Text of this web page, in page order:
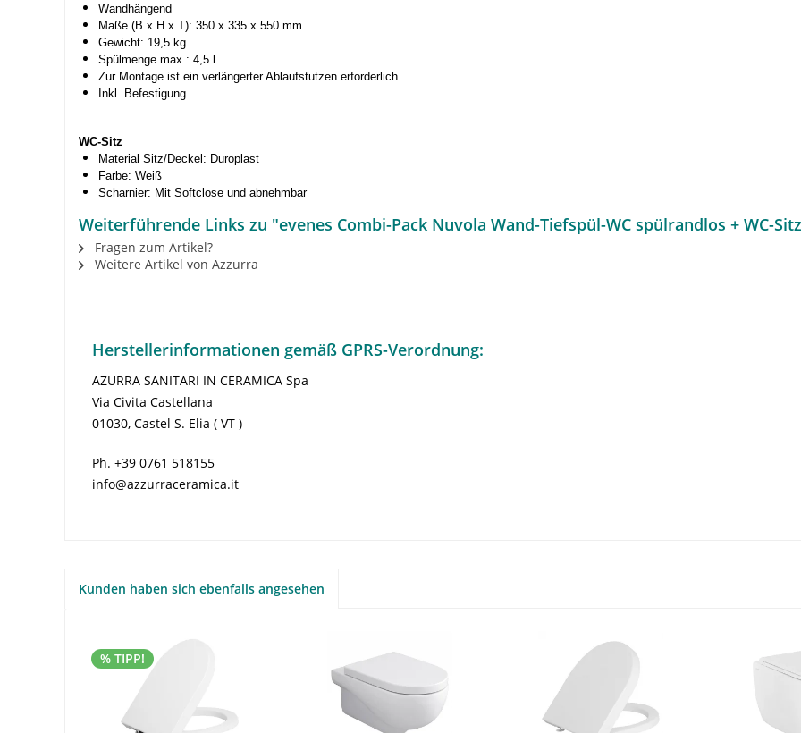
Wandhängend
Maße (B x H x T): 350 x 335 x 550 mm
Gewicht: 19,5 kg
Spülmenge max.: 4,5 l
Zur Montage ist ein verlängerter Ablaufstutzen erforderlich
Inkl. Befestigung
WC-Sitz
Material Sitz/Deckel: Duroplast
Farbe: Weiß
Scharnier: Mit Softclose und abnehmbar
Weiterführende Links zu "evenes Combi-Pack Nuvola Wand-Tiefspül-WC spülrandlos + WC-
Fragen zum Artikel?
Weitere Artikel von Azzurra
Herstellerinformationen gemäß GPRS-Verordnung:
AZURRA SANITARI IN CERAMICA Spa
Via Civita Castellana
01030, Castel S. Elia ( VT )
Ph. +39 0761 518155
info@azzurraceramica.it
Kunden haben sich ebenfalls angesehen
% TIPP!